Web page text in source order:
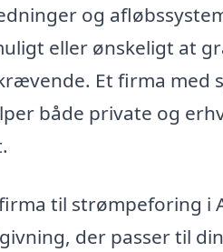
og
eller ønskeligt at
Et firma med
både private og
til strømpeforing i
der passer til